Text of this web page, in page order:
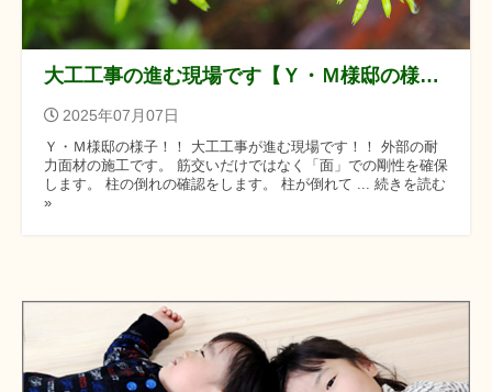
大工工事の進む現場です【Ｙ・Ｍ様邸の様子】
2025年07月07日
Ｙ・Ｍ様邸の様子！！ 大工工事が進む現場です！！ 外部の耐
力面材の施工です。 筋交いだけではなく「面」での剛性を確保
します。 柱の倒れの確認をします。 柱が倒れて ... 続きを読む
»